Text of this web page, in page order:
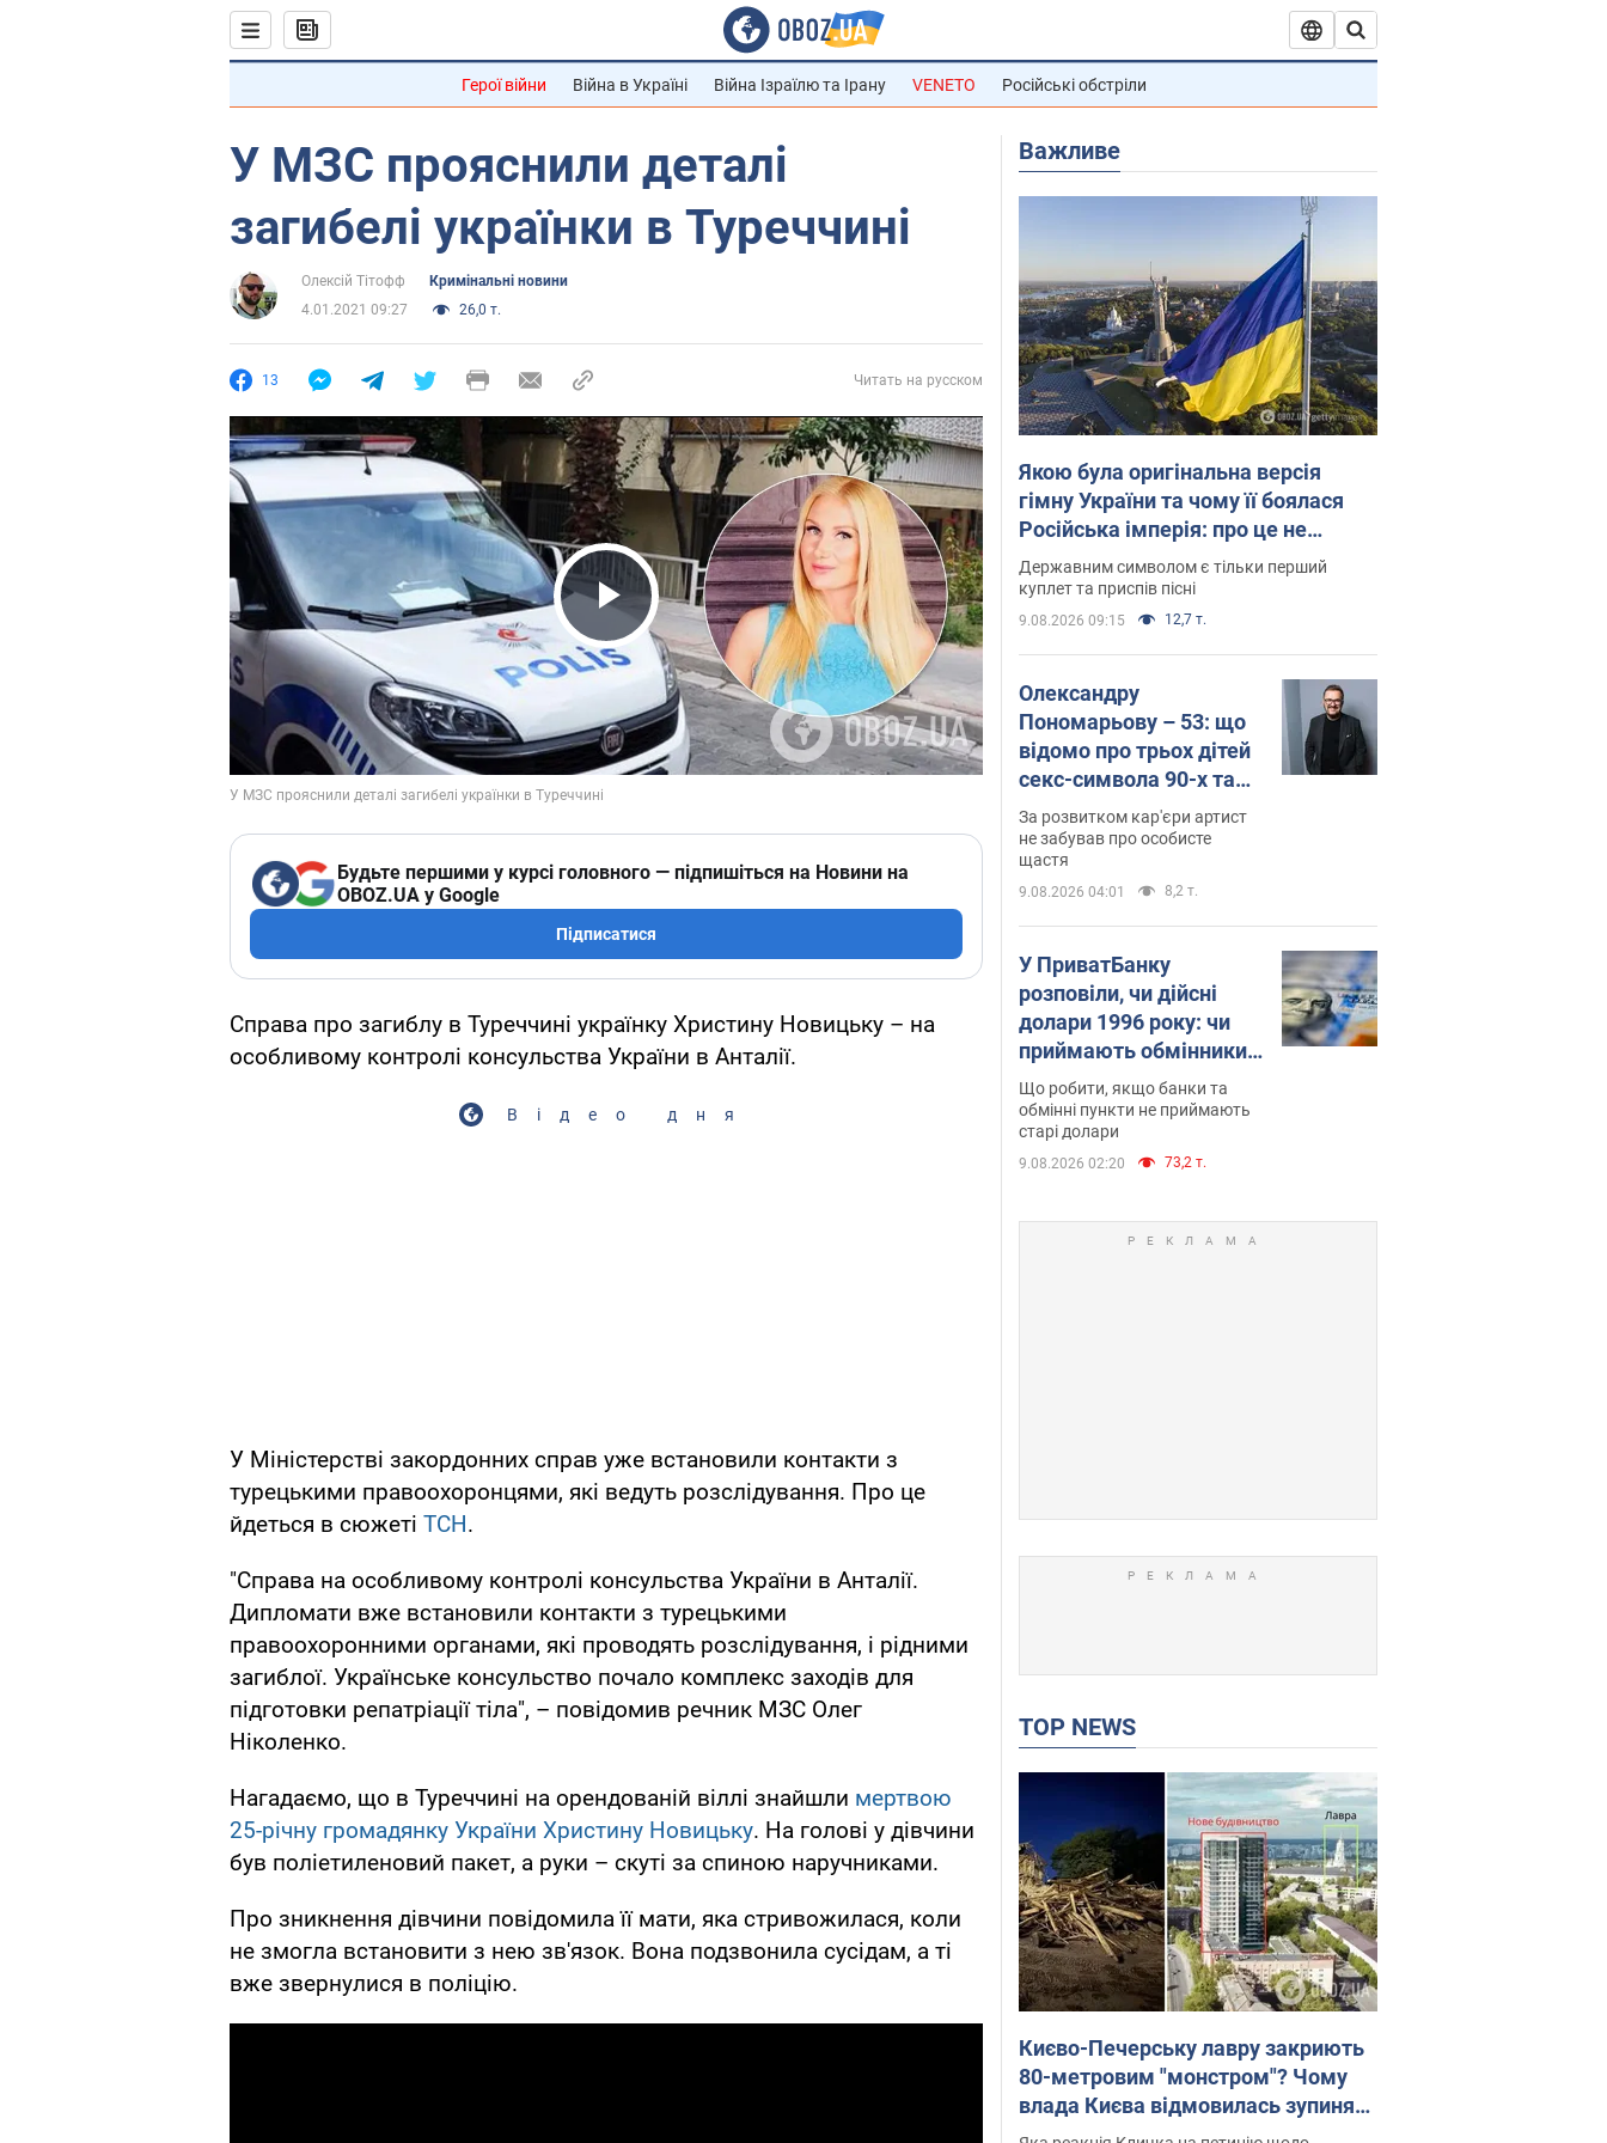
Герої війни Війна в Україні Війна Ізраїлю та Ірану VENETO Російські обстріли
У МЗС прояснили деталі
загибелі українки в Туреччині
Олексій Тітофф
Кримінальні новини
4.01.2021 09:27
26,0 т.
13 Читать на русском
Play Video
Будьте першими у курсі головного — підпишіться на Новини на
OBOZ.UA у Google
Підписатися
Справа про загиблу в Туреччині українку Христину Новицьку – на
особливому контролі консульства України в Анталії.
Відео дня
У Міністерстві закордонних справ уже встановили контакти з
турецькими правоохоронцями, які ведуть розслідування. Про це
йдеться в сюжеті ТСН.
"Справа на особливому контролі консульства України в Анталії.
Дипломати вже встановили контакти з турецькими
правоохоронними органами, які проводять розслідування, і рідними
загиблої. Українське консульство почало комплекс заходів для
підготовки репатріації тіла", – повідомив речник МЗС Олег
Ніколенко.
Нагадаємо, що в Туреччині на орендованій віллі знайшли мертвою
25-річну громадянку України Христину Новицьку. На голові у дівчини
був поліетиленовий пакет, а руки – скуті за спиною наручниками.
Про зникнення дівчини повідомила її мати, яка стривожилася, коли
не змогла встановити з нею зв'язок. Вона подзвонила сусідам, а ті
вже звернулися в поліцію.
Важливе
Якою була оригінальна версія
гімну України та чому її боялася
Російська імперія: про це не
розповідають у школі
Державним символом є тільки перший
куплет та приспів пісні
9.08.2026 09:15 12,7 т.
Олександру
Пономарьову – 53: що
відомо про трьох дітей
секс-символа 90-х та
який вигляд вони
мають
За розвитком кар'єри артист
не забував про особисте
щастя
9.08.2026 04:01 8,2 т.
У ПриватБанку
розповіли, чи дійсні
долари 1996 року: чи
приймають обмінники
та банки такі купюри
Що робити, якщо банки та
обмінні пункти не приймають
старі долари
9.08.2026 02:20 73,2 т.
TOP NEWS
Києво-Печерську лавру закриють
80-метровим "монстром"? Чому
влада Києва відмовилась зупиняти
будівництво хмарочоса